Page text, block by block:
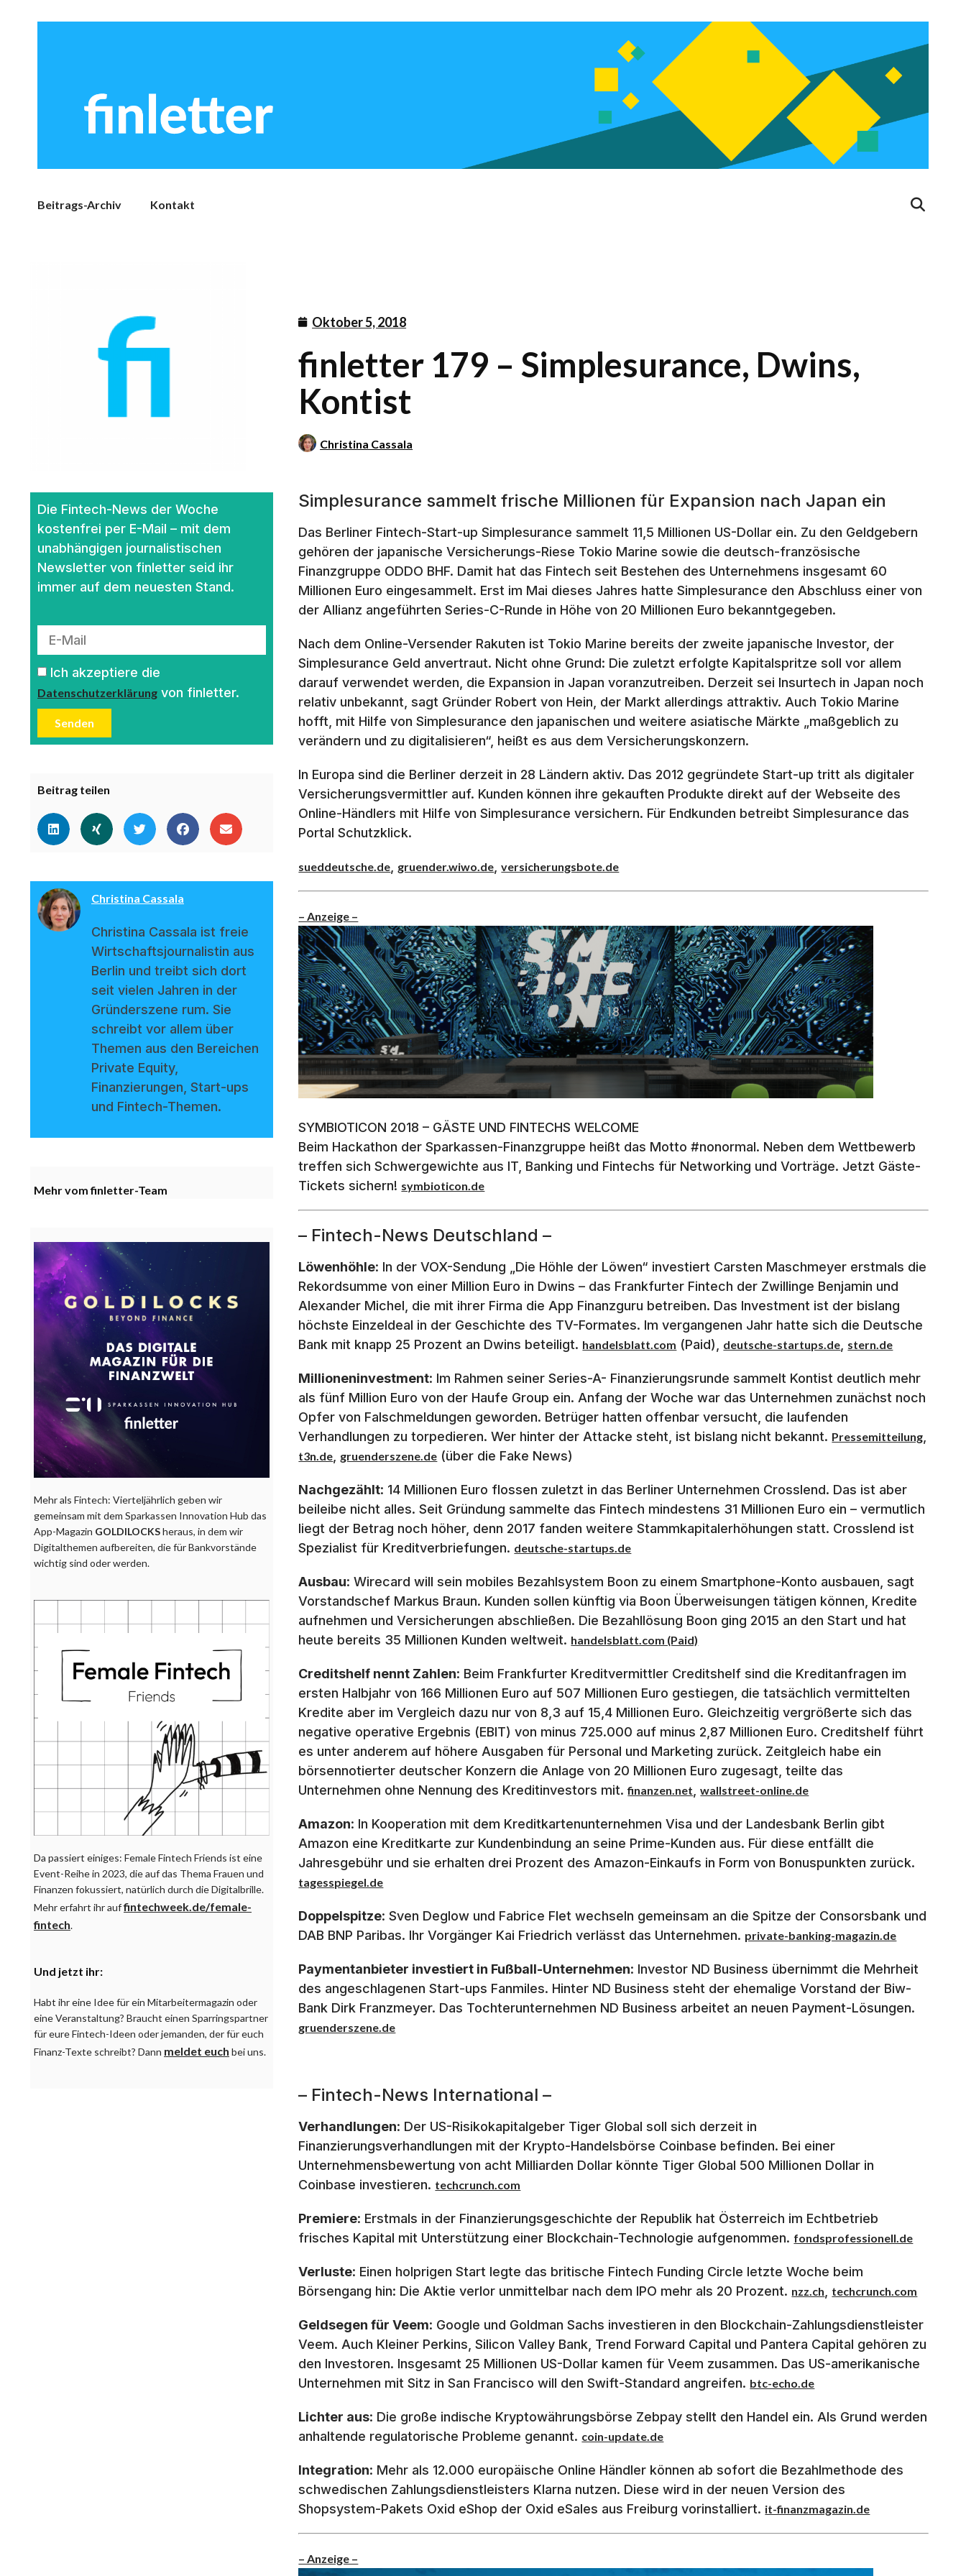
Beitrags-Archiv Kontakt
Oktober 5, 2018
finletter 179 – Simplesurance, Dwins,
Kontist
Christina Cassala
Die Fintech-News der Woche
kostenfrei per E-Mail – mit dem
unabhängigen journalistischen
Newsletter von finletter seid ihr
immer auf dem neuesten Stand.
Ich akzeptiere die
Datenschutzerklärung von finletter.
Senden
Beitrag teilen
Christina Cassala
Christina Cassala ist freie
Wirtschaftsjournalistin aus
Berlin und treibt sich dort
seit vielen Jahren in der
Gründerszene rum. Sie
schreibt vor allem über
Themen aus den Bereichen
Private Equity,
Finanzierungen, Start-ups
und Fintech-Themen.
Mehr vom finletter-Team
Mehr als Fintech: Vierteljährlich geben wir
gemeinsam mit dem Sparkassen Innovation Hub das
App-Magazin GOLDILOCKSheraus, in dem wir
Digitalthemen aufbereiten, die für Bankvorstände
wichtig sind oder werden.
Da passiert einiges: Female Fintech Friends ist eine
Event-Reihe in 2023, die auf das Thema Frauen und
Finanzen fokussiert, natürlich durch die Digitalbrille.
Mehr erfahrt ihr auffintechweek.de/female-
fintech.
Und jetzt ihr:
Habt ihr eine Idee für ein Mitarbeitermagazin oder
eine Veranstaltung? Braucht einen Sparringspartner
für eure Fintech-Ideen oder jemanden, der für euch
Finanz-Texte schreibt? Dann meldet euch bei uns.
Simplesurance sammelt frische Millionen für Expansion nach Japan ein
Das Berliner Fintech-Start-up Simplesurance sammelt 11,5 Millionen US-Dollar ein. Zu den Geldgebern
gehören der japanische Versicherungs-Riese Tokio Marine sowie die deutsch-französische
Finanzgruppe ODDO BHF. Damit hat das Fintech seit Bestehen des Unternehmens insgesamt 60
Millionen Euro eingesammelt. Erst im Mai dieses Jahres hatte Simplesurance den Abschluss einer von
der Allianz angeführten Series-C-Runde in Höhe von 20 Millionen Euro bekanntgegeben.
Nach dem Online-Versender Rakuten ist Tokio Marine bereits der zweite japanische Investor, der
Simplesurance Geld anvertraut. Nicht ohne Grund: Die zuletzt erfolgte Kapitalspritze soll vor allem
darauf verwendet werden, die Expansion in Japan voranzutreiben. Derzeit sei Insurtech in Japan noch
relativ unbekannt, sagt Gründer Robert von Hein, der Markt allerdings attraktiv. Auch Tokio Marine
hofft, mit Hilfe von Simplesurance den japanischen und weitere asiatische Märkte „maßgeblich zu
verändern und zu digitalisieren“, heißt es aus dem Versicherungskonzern.
In Europa sind die Berliner derzeit in 28 Ländern aktiv. Das 2012 gegründete Start-up tritt als digitaler
Versicherungsvermittler auf. Kunden können ihre gekauften Produkte direkt auf der Webseite des
Online-Händlers mit Hilfe von Simplesurance versichern. Für Endkunden betreibt Simplesurance das
Portal Schutzklick.
sueddeutsche.de gruender.wiwo.de ,versicherungsbote.de
– Anzeige –
SYMBIOTICON 2018 – GÄSTE UND FINTECHS WELCOME
Beim Hackathon der Sparkassen-Finanzgruppe heißt das Motto #nonormal. Neben dem Wettbewerb
treffen sich Schwergewichte aus IT, Banking und Fintechs für Networking und Vorträge. Jetzt Gäste-
Tickets sichern! symbioticon.de
– Fintech-News Deutschland –
Löwenhöhle: In der VOX-Sendung „Die Höhle der Löwen“ investiert Carsten Maschmeyer erstmals die
Rekordsumme von einer Million Euro in Dwins – das Frankfurter Fintech der Zwillinge Benjamin und
Alexander Michel, die mit ihrer Firma die App Finanzguru betreiben. Das Investment ist der bislang
höchste Einzeldeal in der Geschichte des TV-Formates. Im vergangenen Jahr hatte sich die Deutsche
Bank mit knapp 25 Prozent an Dwins beteiligt. handelsblatt.com (Paid), deutsche-startups.de stern.de
Millioneninvestment: Im Rahmen seiner Series-A- Finanzierungsrunde sammelt Kontist deutlich mehr
als fünf Million Euro von der Haufe Group ein. Anfang der Woche war das Unternehmen zunächst noch
Opfer von Falschmeldungen geworden. Betrüger hatten offenbar versucht, die laufenden
Verhandlungen zu torpedieren. Wer hinter der Attacke steht, ist bislang nicht bekannt. Pressemitteilung
t3n.de gruenderszene.de (über die Fake News)
Nachgezählt: 14 Millionen Euro flossen zuletzt in das Berliner Unternehmen Crosslend. Das ist aber
beileibe nicht alles. Seit Gründung sammelte das Fintech mindestens 31 Millionen Euro ein – vermutlich
liegt der Betrag noch höher, denn 2017 fanden weitere Stammkapitalerhöhungen statt. Crosslend ist
Spezialist für Kreditverbriefungen. deutsche-startups.de
Ausbau: Wirecard will sein mobiles Bezahlsystem Boon zu einem Smartphone-Konto ausbauen, sagt
Vorstandschef Markus Braun. Kunden sollen künftig via Boon Überweisungen tätigen können, Kredite
aufnehmen und Versicherungen abschließen. Die Bezahllösung Boon ging 2015 an den Start und hat
heute bereits 35 Millionen Kunden weltweit. handelsblatt.com (Paid)
Creditshelf nennt Zahlen: Beim Frankfurter Kreditvermittler Creditshelf sind die Kreditanfragen im
ersten Halbjahr von 166 Millionen Euro auf 507 Millionen Euro gestiegen, die tatsächlich vermittelten
Kredite aber im Vergleich dazu nur von 8,3 auf 15,4 Millionen Euro. Gleichzeitig vergrößerte sich das
negative operative Ergebnis (EBIT) von minus 725.000 auf minus 2,87 Millionen Euro. Creditshelf führt
es unter anderem auf höhere Ausgaben für Personal und Marketing zurück. Zeitgleich habe ein
börsennotierter deutscher Konzern die Anlage von 20 Millionen Euro zugesagt, teilte das
Unternehmen ohne Nennung des Kreditinvestors mit.finanzen.net ,wallstreet-online.de
Amazon: In Kooperation mit dem Kreditkartenunternehmen Visa und der Landesbank Berlin gibt
Amazon eine Kreditkarte zur Kundenbindung an seine Prime-Kunden aus. Für diese entfällt die
Jahresgebühr und sie erhalten drei Prozent des Amazon-Einkaufs in Form von Bonuspunkten zurück.
tagesspiegel.de
Doppelspitze: Sven Deglow und Fabrice Flet wechseln gemeinsam an die Spitze der Consorsbank und
DAB BNP Paribas. Ihr Vorgänger Kai Friedrich verlässt das Unternehmen. private-banking-magazin.de
Paymentanbieter investiert in Fußball-Unternehmen: Investor ND Business übernimmt die Mehrheit
des angeschlagenen Start-ups Fanmiles. Hinter ND Business steht der ehemalige Vorstand der Biw-
Bank Dirk Franzmeyer. Das Tochterunternehmen ND Business arbeitet an neuen Payment-Lösungen.
gruenderszene.de
– Fintech-News International –
Verhandlungen: Der US-Risikokapitalgeber Tiger Global soll sich derzeit in
Finanzierungsverhandlungen mit der Krypto-Handelsbörse Coinbase befinden. Bei einer
Unternehmensbewertung von acht Milliarden Dollar könnte Tiger Global 500 Millionen Dollar in
Coinbase investieren. techcrunch.com
Premiere: Erstmals in der Finanzierungsgeschichte der Republik hat Österreich im Echtbetrieb
frisches Kapital mit Unterstützung einer Blockchain-Technologie aufgenommen. fondsprofessionell.de
Verluste: Einen holprigen Start legte das britische Fintech Funding Circle letzte Woche beim
Börsengang hin: Die Aktie verlor unmittelbar nach dem IPO mehr als 20 Prozent. nzz.ch techcrunch.com
Geldsegen für Veem: Google und Goldman Sachs investieren in den Blockchain-Zahlungsdienstleister
Veem. Auch Kleiner Perkins, Silicon Valley Bank, Trend Forward Capital und Pantera Capital gehören zu
den Investoren. Insgesamt 25 Millionen US-Dollar kamen für Veem zusammen. Das US-amerikanische
Unternehmen mit Sitz in San Francisco will den Swift-Standard angreifen. btc-echo.de
Lichter aus: Die große indische Kryptowährungsbörse Zebpay stellt den Handel ein. Als Grund werden
anhaltende regulatorische Probleme genannt. coin-update.de
Integration: Mehr als 12.000 europäische Online Händler können ab sofort die Bezahlmethode des
schwedischen Zahlungsdienstleisters Klarna nutzen. Diese wird in der neuen Version des
Shopsystem-Pakets Oxid eShop der Oxid eSales aus Freiburg vorinstalliert. it-finanzmagazin.de
– Anzeige –